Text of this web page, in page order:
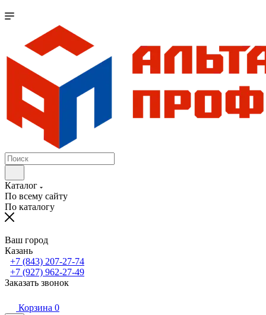
Каталог
По всему сайту
По каталогу
Ваш город
Казань
+7 (843) 207-27-74
+7 (927) 962-27-49
Заказать звонок
Корзина 0